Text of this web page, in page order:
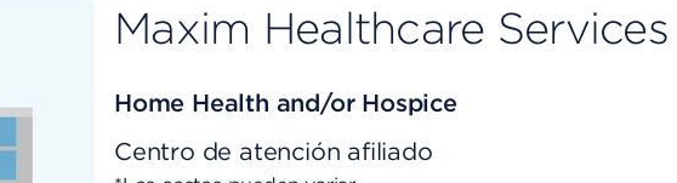
Maxim Healthcare Services
Home Health and/or Hospice
Centro de atención afiliado